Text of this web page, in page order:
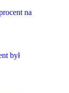
na
był